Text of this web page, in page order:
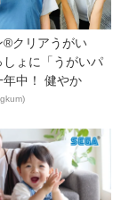
®クリアうがい
ょに「うがいパ
年中！ 健やか